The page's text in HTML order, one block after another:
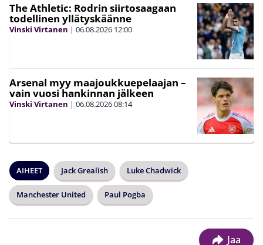
The Athletic: Rodrin siirtosaagaan
todellinen yllätyskäänne
Vinski Virtanen | 06.08.2026 12:00
Arsenal myy maajoukkuepelaajan –
vain vuosi hankinnan jälkeen
Vinski Virtanen | 06.08.202608:14
AIHEET Jack Grealish Luke Chadwick
Manchester United Paul Pogba
Jaa